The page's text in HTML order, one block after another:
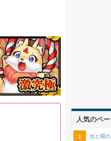
人気のペ
光と闇